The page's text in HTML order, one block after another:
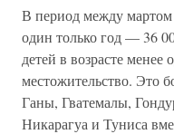
В период между
один только год — 36
детей в возрасте менее
местожительство. Это
Ганы, Гватемалы,
Никарагуа и Туниса